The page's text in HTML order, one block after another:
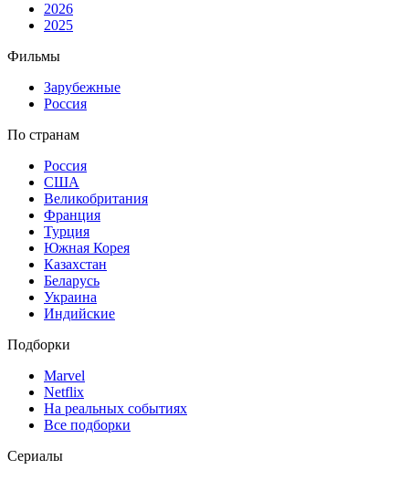
2026
2025
Фильмы
Зарубежные
Россия
По странам
Россия
США
Великобритания
Франция
Турция
Южная Корея
Казахстан
Беларусь
Украина
Индийские
Подборки
Marvel
Netflix
На реальных событиях
Все подборки
Сериалы